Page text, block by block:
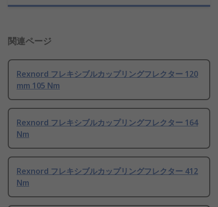
関連ページ
Rexnord フレキシブルカップリングフレクター 120
mm 105 Nm
Rexnord フレキシブルカップリングフレクター 164
Nm
Rexnord フレキシブルカップリングフレクター 412
Nm